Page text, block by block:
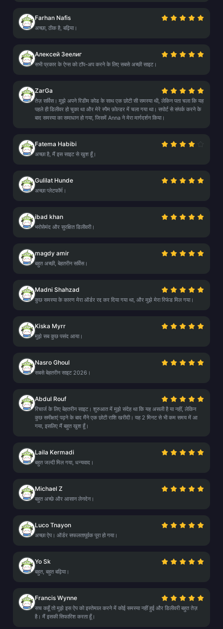
Farhan Nafis
अच्छा, ठीक है, बढ़िया।
Алексей Зеелиг
सभी प्रकार के ऐप्स को टॉप-अप करने के लिए सबसे अच्छी साइट।
ZarGa
तेज़ सर्विस। मुझे अपने रिडीम कोड के साथ एक छोटी सी समस्या थी, लेकिन पता चला कि यह
पहले ही डिलीवर हो चुका था और मेरे स्पैम फ़ोल्डर में चला गया था। सपोर्ट से संपर्क करने के
बाद समस्या का समाधान हो गया, जिसमें Anna ने मेरा मार्गदर्शन किया।
Fatema Habibi
अच्छा है, मैं इस साइट से खुश हूँ।
Gulilat Hunde
अच्छा प्लेटफॉर्म।
ibad khan
भरोसेमंद और सुरक्षित डिलीवरी।
magdy amir
बहुत अच्छी, बेहतरीन सर्विस।
Madni Shahzad
कुछ समस्या के कारण मेरा ऑर्डर रद्द कर दिया गया था, और मुझे मेरा रिफंड मिल गया।
Kiska Myrr
मुझे सब कुछ पसंद आया।
Nasro Ghoul
सबसे बेहतरीन साइट 2026।
Abdul Rouf
रिचार्ज के लिए बेहतरीन साइट। शुरुआत में मुझे संदेह था कि यह असली है या नहीं, लेकिन
कुछ समीक्षाएं पढ़ने के बाद मैंने एक छोटी राशि खरीदी। यह 2 मिनट से भी कम समय में आ
गया, इसलिए मैं बहुत खुश हूँ।
Laila Kermadi
बहुत जल्दी मिल गया, धन्यवाद।
Michael Z
बहुत अच्छे और आसान लेनदेन।
Luco Tnayon
अच्छा ऐप। ऑर्डर सफलतापूर्वक पूरा हो गया।
Yo Sk
बहुत, बहुत बढ़िया।
Francis Wynne
सच कहूँ तो मुझे इस ऐप को इस्तेमाल करने में कोई समस्या नहीं हुई और डिलीवरी बहुत तेज़
है। मैं इसकी सिफारिश करता हूँ।